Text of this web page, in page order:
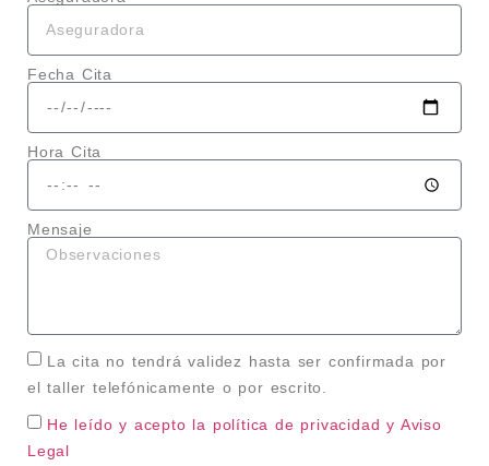
Fecha Cita
Hora Cita
Mensaje
La cita no tendrá validez hasta ser confirmada por
el taller telefónicamente o por escrito.
He leído y acepto la política de privacidad y Aviso
Legal